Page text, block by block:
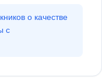
о качестве
с